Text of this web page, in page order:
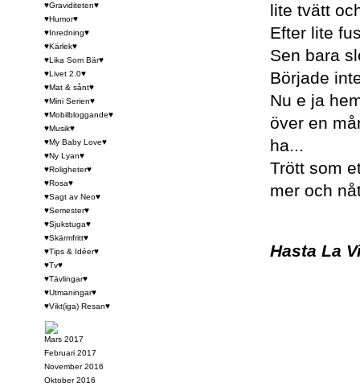
lite tvätt
Efter lite
Sen bara
Började
Nu e ja
över en
ha...
Trött som
mer och
Hasta
♥Graviditeten♥
♥Humor♥
♥Inredning♥
♥Kärlek♥
♥Lika Som Bär♥
♥Livet 2.0♥
♥Mat & sånt♥
♥Mini Serien♥
♥Mobilbloggande♥
♥Musik♥
♥My Baby Love♥
♥Ny Lyan♥
♥Roligheter♥
♥Rosa♥
♥Sagt av Neo♥
♥Semester♥
♥Sjukstuga♥
♥Skärmfritt♥
♥Tips & Idéer♥
♥Tv♥
♥Tävlingar♥
♥Utmaningar♥
♥Vikt(iga) Resan♥
Mars 2017
Februari 2017
November 2016
Oktober 2016